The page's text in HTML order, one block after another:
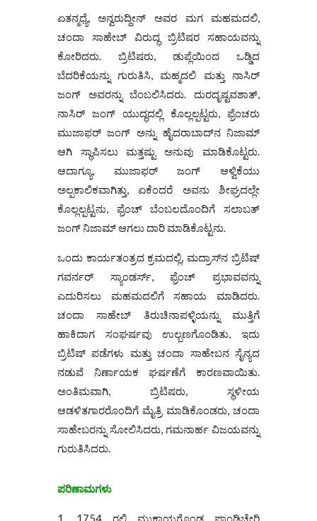
ಏತನ್ಮಧ್ಯೆ, ಅನ್ವರುದ್ದೀನ್ ಅವರ ಮಗ ಮಹಮದಲಿ,
ಚಂದಾ ಸಾಹೇಬ್ ವಿರುದ್ಧ ಬ್ರಿಟಿಷರ ಸಹಾಯವನ್ನು
ಕೋರಿದರು. ಬ್ರಿಟಿಷರು, ಡುಪ್ಲೆಯಿಂದ ಒಡ್ಡಿದ
ಬೆದರಿಕೆಯನ್ನು ಗುರುತಿಸಿ, ಮಹ್ಮದಲಿ ಮತ್ತು ನಾಸಿರ್
ಜಂಗ್ ಅವರನ್ನು ಬೆಂಬಲಿಸಿದರು. ದುರದೃಷ್ಟವಶಾತ್,
ನಾಸಿರ್ ಜಂಗ್ ಯುದ್ಧದಲ್ಲಿ ಕೊಲ್ಲಲ್ಪಟ್ಟರು, ಫ್ರೆಂಚರು
ಮುಜಾಫರ್ ಜಂಗ್ ಅನ್ನು ಹೈದರಾಬಾದ್‌ನ ನಿಜಾಮ್
ಆಗಿ ಸ್ಥಾಪಿಸಲು ಮತ್ತಷ್ಟು ಅನುವು ಮಾಡಿಕೊಟ್ಟರು.
ಆದಾಗ್ಯೂ, ಮುಜಾಫರ್ ಜಂಗ್ ಆಳ್ವಿಕೆಯು
ಅಲ್ಪಕಾಲಿಕವಾಗಿತ್ತು, ಏಕೆಂದರೆ ಅವನು ಶೀಘ್ರದಲ್ಲೇ
ಕೊಲ್ಲಲ್ಪಟ್ಟನು, ಫ್ರೆಂಚ್ ಬೆಂಬಲದೊಂದಿಗೆ ಸಲಾಬತ್
ಜಂಗ್ ನಿಜಾಮ್ ಆಗಲು ದಾರಿ ಮಾಡಿಕೊಟ್ಟನು.
ಒಂದು ಕಾರ್ಯತಂತ್ರದ ಕ್ರಮದಲ್ಲಿ, ಮದ್ರಾಸ್‌ನ ಬ್ರಿಟಿಷ್
ಗವರ್ನರ್ ಸ್ಯಾಂಡರ್ಸ್, ಫ್ರೆಂಚ್ ಪ್ರಭಾವವನ್ನು
ಎದುರಿಸಲು ಮಹಮದಲಿಗೆ ಸಹಾಯ ಮಾಡಿದರು.
ಚಂದಾ ಸಾಹೇಬ್ ತಿರುಚಿನಾಪಳ್ಳಿಯನ್ನು ಮುತ್ತಿಗೆ
ಹಾಕಿದಾಗ ಸಂಘರ್ಷವು ಉಲ್ಬಣಗೊಂಡಿತು, ಇದು
ಬ್ರಿಟಿಷ್ ಪಡೆಗಳು ಮತ್ತು ಚಂದಾ ಸಾಹೇಬನ ಸೈನ್ಯದ
ನಡುವೆ ನಿರ್ಣಾಯಕ ಘರ್ಷಣೆಗೆ ಕಾರಣವಾಯಿತು.
ಅಂತಿಮವಾಗಿ, ಬ್ರಿಟಿಷರು, ಸ್ಥಳೀಯ
ಆಡಳಿತಗಾರರೊಂದಿಗೆ ಮೈತ್ರಿ ಮಾಡಿಕೊಂಡರು, ಚಂದಾ
ಸಾಹೇಬರನ್ನು ಸೋಲಿಸಿದರು, ಗಮನಾರ್ಹ ವಿಜಯವನ್ನು
ಗುರುತಿಸಿದರು.
ಪರಿಣಾಮಗಳು
1754 ರಲ್ಲಿ ಮುಕ್ತಾಯಗೊಂಡ ಪಾಂಡಿಚೇರಿ